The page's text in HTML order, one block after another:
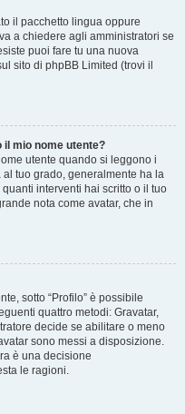
il pacchetto lingua oppure
a chiedere agli amministratori se
puoi fare tu una nuova
sito di phpBB Limited (trovi il
il mio nome utente?
utente quando si leggono i
tuo grado, generalmente ha la
interventi hai scritto o il tuo
nota come avatar, che in
sotto “Profilo” è possibile
quattro metodi: Gravatar,
decide se abilitare o meno
sono messi a disposizione.
è una decisione
le ragioni.